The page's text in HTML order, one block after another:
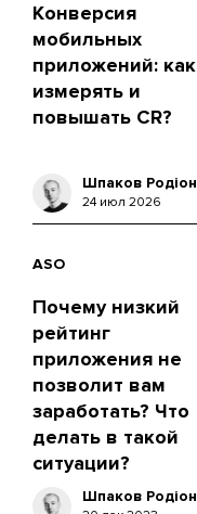
Конверсия
мобильных
приложений: как
измерять и
повышать CR?
Шпаков Родіон
24 июл 2026
ASO
Почему низкий
рейтинг
приложения не
позволит вам
заработать? Что
делать в такой
ситуации?
Шпаков Родіон